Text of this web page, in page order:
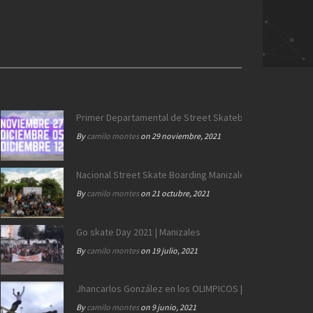
Primer Departamental de Street Skateboarding de
Bycamilo monteson 29 noviembre, 2021
Nacional Street Skate Boarding Manizales 172 años
Bycamilo monteson 21 octubre, 2021
Go skate Day 2021 | Manizales
Bycamilo monteson 19 julio, 2021
Jhancarlos González en los OLIMPICOS | Equipo SB
Bycamilo monteson 9 junio, 2021